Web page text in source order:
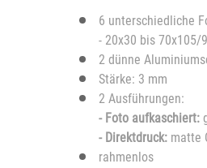
6 unterschiedliche
- 20x30 bis 70x105/
2 dünne
Stärke: 3 mm
2 Ausführungen:
- Foto aufkaschiert:
- Direktdruck: matte
rahmenlos